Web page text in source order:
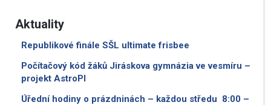
Aktuality
Republikové finále SŠL ultimate frisbee
Počítačový kód žáků Jiráskova gymnázia ve vesmíru –
projekt AstroPI
Úřední hodiny o prázdninách – každou středu 8:00 –